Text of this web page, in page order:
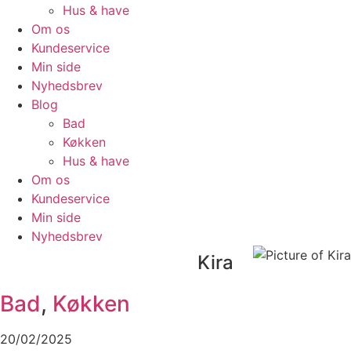
Hus & have
Om os
Kundeservice
Min side
Nyhedsbrev
Blog
Bad
Køkken
Hus & have
Om os
Kundeservice
Min side
Nyhedsbrev
Kira
Bad, Køkken
20/02/2025